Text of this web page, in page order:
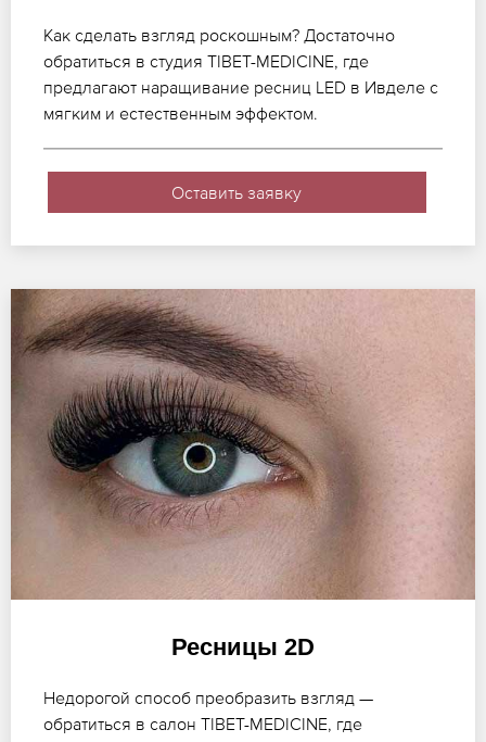
Как сделать взгляд роскошным? Достаточно
обратиться в студия TIBET-MEDICINE, где
предлагают наращивание ресниц LED в Ивделе с
мягким и естественным эффектом.
Оставить заявку
Ресницы 2D
Недорогой способ преобразить взгляд —
обратиться в салон TIBET-MEDICINE, где